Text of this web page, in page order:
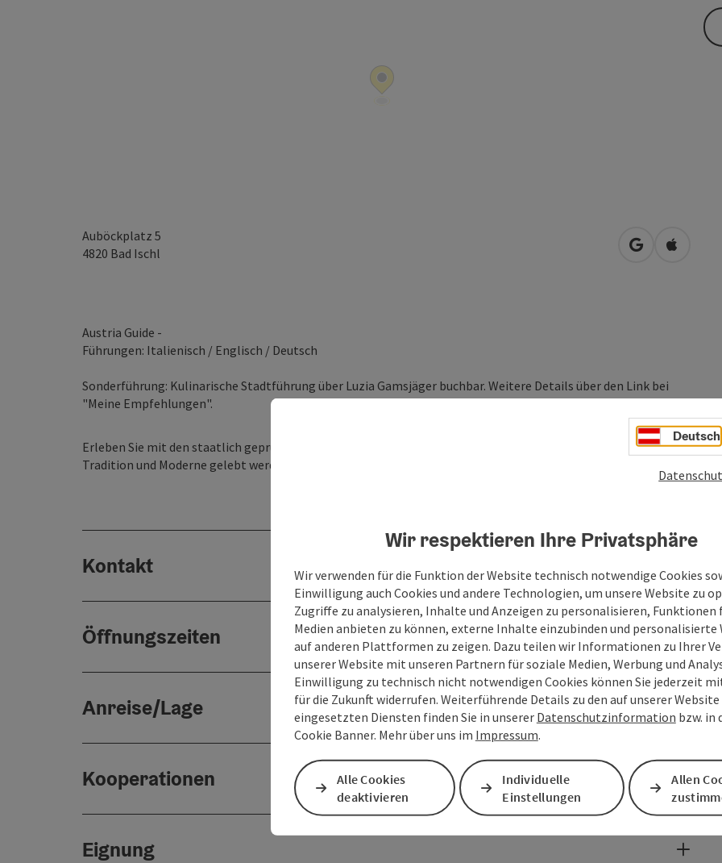
Auböckplatz 5
4820 Bad Ischl in Googlein Apple
Austria Guide -
Führungen: Italienisch / Englisch / Deutsch
Sonderführung: Kulinarische Stadtführung über Luzia Gamsjäger buchbar. Weitere Details über den Link bei
"Meine Empfehlungen".
Erleben Sie mit den staatlich geprüften Austria Guides das unvergleichliche Flair der Kaiserstadt Bad Ischl, wo
Tradition und Moderne gelebt werden.
Kontakt
Öffnungszeiten
Anreise/Lage
Kooperationen
Eignung
Deutsch
Wir respektieren Ihre Privatsphäre
Wir verwenden für die Funktion der Website technisch notwendige Cookies
Einwilligung auch Cookies und andere Technologien, um unsere Website zu
Zugriffe zu analysieren, Inhalte und Anzeigen zu personalisieren, Funktionen
Medien anbieten zu können, externe Inhalte einzubinden und personalisierte
auf anderen Plattformen zu zeigen. Dazu teilen wir Informationen zu Ihrer
unserer Website mit unseren Partnern für soziale Medien, Werbung und
Einwilligung zu technisch nicht notwendigen Cookies können Sie jederzeit
für die Zukunft widerrufen. Weiterführende Details zu den auf unserer Website
eingesetzten Diensten finden Sie in unserer Datenschutzinformation bzw. in
Cookie Banner. Mehr über uns im Impressum.
Alle Cookies
deaktivieren
Individuelle
Einstellungen
Allen